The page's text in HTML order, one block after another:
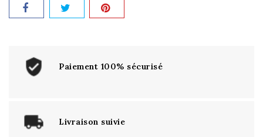
Paiement 100% sécurisé
Livraison suivie